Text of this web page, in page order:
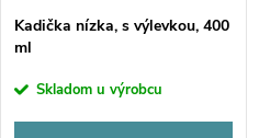
Kadička nízka, s výlevkou, 400
ml
Skladom u výrobcu